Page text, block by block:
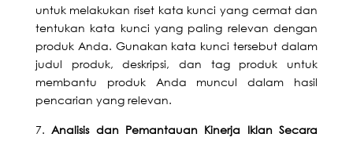
untuk melakukan riset kata kunci yang cermat dan
tentukan kata kunci yang paling relevan dengan
produk Anda. Gunakan kata kunci tersebut dalam
judul produk, deskripsi, dan tag produk untuk
membantu produk Anda muncul dalam hasil
pencarian yang relevan.
Analisis dan Pemantauan Kinerja Iklan Secara